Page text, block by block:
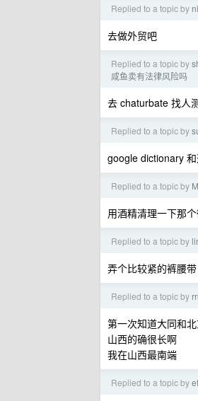
Replied to a topic by
去做外贸吧
Replied to a topic by
咸鱼卖有法律风险吗
去 chaturbate 找人
Replied to a topic by
google dictionary
Replied to a topic by
用酒精清理一下那
Replied to a topic by
弄个比较紧的裤腰
Replied to a topic by
第一次知道大同和
山西的确很长啊
我在山西最南端
Replied to a topic by